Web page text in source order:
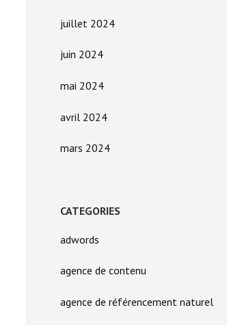
juillet 2024
juin 2024
mai 2024
avril 2024
mars 2024
CATEGORIES
adwords
agence de contenu
agence de référencement naturel